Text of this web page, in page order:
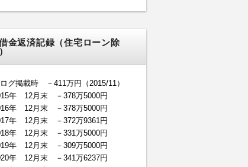
金返済記録（住宅ローン除
グ掲載時 －411万円（2015/11）
年 12月末 －378万5000円
年 12月末 －378万5000円
年 12月末 －372万9361円
年 12月末 －331万5000円
年 12月末 －309万5000円
年 12月末 －341万6237円